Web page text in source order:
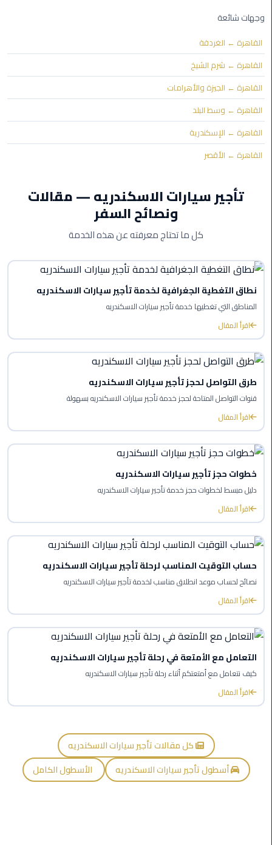
الاسكندرية
ليموزين
مايو
ليموزين
حلوان
ليموزين
الإسماعيلية
ليموزين
المنوفية
ليموزين
بلطيم
ليموزين
بورسعيد
ليموزين
الشرقية
ليموزين
بنها
ليموزين
ليموزين
6
اكتوبر
الساخن
ليموزين
العاصمة
ليموزين
الخط
الساخن
تاكسى
ليموزين
VIP
وجهات شائعة
القاهرة ← الغردقة
القاهرة ← شرم الشيخ
القاهرة ← الجيزة والأهرامات
القاهرة ← وسط البلد
القاهرة ← الإسكندرية
القاهرة ← الأقصر
تأجير سيارات الاسكندريه — مقالات
ونصائح السفر
كل ما تحتاج معرفته عن هذه الخدمة
نطاق التغطية الجغرافية لخدمة تأجير سيارات الاسكندريه
المناطق التي تغطيها خدمة تأجير سيارات الاسكندريه
اقرأ المقال
طرق التواصل لحجز تأجير سيارات الاسكندريه
قنوات التواصل المتاحة لحجز خدمة تأجير سيارات الاسكندريه بسهولة
اقرأ المقال
خطوات حجز تأجير سيارات الاسكندريه
دليل مبسط لخطوات حجز خدمة تأجير سيارات الاسكندريه
اقرأ المقال
حساب التوقيت المناسب لرحلة تأجير سيارات الاسكندريه
نصائح لحساب موعد انطلاق مناسب لخدمة تأجير سيارات الاسكندريه
اقرأ المقال
التعامل مع الأمتعة في رحلة تأجير سيارات الاسكندريه
كيف نتعامل مع أمتعتكم أثناء رحلة تأجير سيارات الاسكندريه
اقرأ المقال
كل مقالات تأجير سيارات الاسكندريه
أسطول تأجير سيارات الاسكندريه
الأسطول الكامل